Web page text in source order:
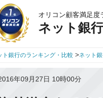
オリコン顧客満足度
ネット銀行
ト銀行のランキング・比較 >ネット
年09月27日 10時00分